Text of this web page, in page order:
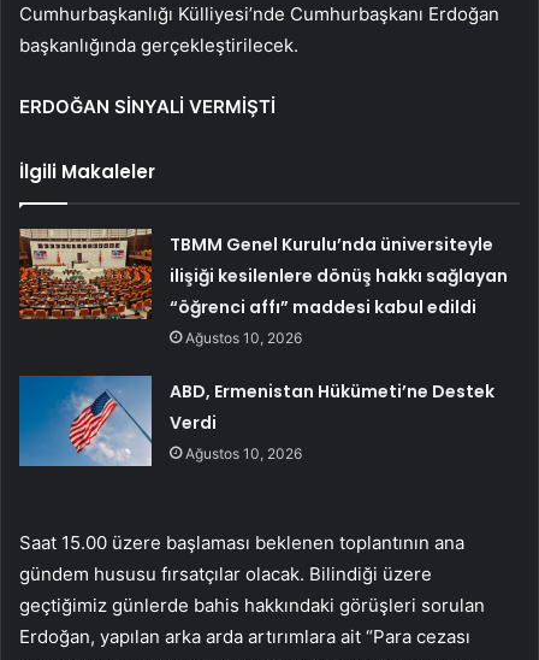
Cumhurbaşkanlığı Külliyesi’nde Cumhurbaşkanı Erdoğan
başkanlığında gerçekleştirilecek.
ERDOĞAN SİNYALİ VERMİŞTİ
İlgili Makaleler
TBMM Genel Kurulu’nda üniversiteyle
ilişiği kesilenlere dönüş hakkı sağlayan
“öğrenci affı” maddesi kabul edildi
Ağustos 10, 2026
ABD, Ermenistan Hükümeti’ne Destek
Verdi
Ağustos 10, 2026
Saat 15.00 üzere başlaması beklenen toplantının ana
gündem hususu fırsatçılar olacak. Bilindiği üzere
geçtiğimiz günlerde bahis hakkındaki görüşleri sorulan
Erdoğan, yapılan arka arda artırımlara ait “Para cezası